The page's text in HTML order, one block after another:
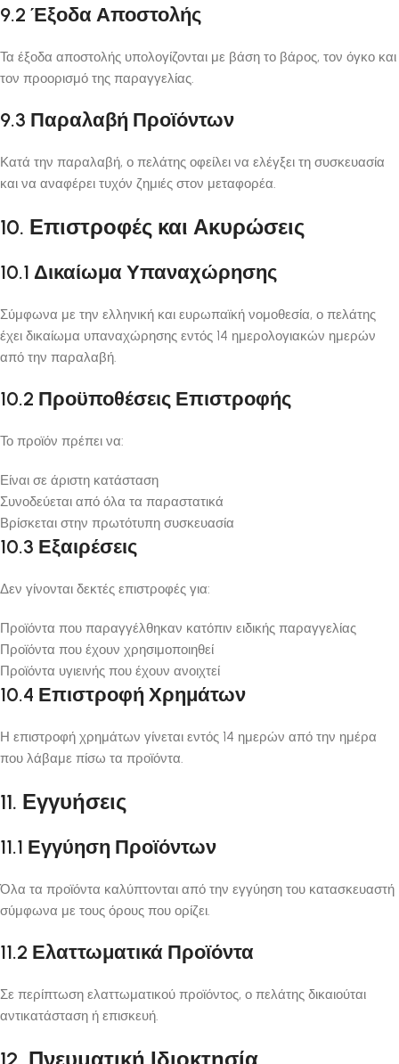
9.2 Έξοδα Αποστολής
Τα έξοδα αποστολής υπολογίζονται με βάση το βάρος, τον όγκο και
τον προορισμό της παραγγελίας.
9.3 Παραλαβή Προϊόντων
Κατά την παραλαβή, ο πελάτης οφείλει να ελέγξει τη συσκευασία
και να αναφέρει τυχόν ζημιές στον μεταφορέα.
10. Επιστροφές και Ακυρώσεις
10.1 Δικαίωμα Υπαναχώρησης
Σύμφωνα με την ελληνική και ευρωπαϊκή νομοθεσία, ο πελάτης
έχει δικαίωμα υπαναχώρησης εντός 14 ημερολογιακών ημερών
από την παραλαβή.
10.2 Προϋποθέσεις Επιστροφής
Το προϊόν πρέπει να:
Είναι σε άριστη κατάσταση
Συνοδεύεται από όλα τα παραστατικά
Βρίσκεται στην πρωτότυπη συσκευασία
10.3 Εξαιρέσεις
Δεν γίνονται δεκτές επιστροφές για:
Προϊόντα που παραγγέλθηκαν κατόπιν ειδικής παραγγελίας
Προϊόντα που έχουν χρησιμοποιηθεί
Προϊόντα υγιεινής που έχουν ανοιχτεί
10.4 Επιστροφή Χρημάτων
Η επιστροφή χρημάτων γίνεται εντός 14 ημερών από την ημέρα
που λάβαμε πίσω τα προϊόντα.
11. Εγγυήσεις
11.1 Εγγύηση Προϊόντων
Όλα τα προϊόντα καλύπτονται από την εγγύηση του κατασκευαστή
σύμφωνα με τους όρους που ορίζει.
11.2 Ελαττωματικά Προϊόντα
Σε περίπτωση ελαττωματικού προϊόντος, ο πελάτης δικαιούται
αντικατάσταση ή επισκευή.